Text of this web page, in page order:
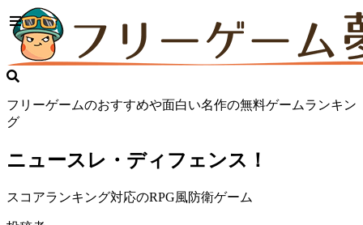
フリーゲームのおすすめや面白い名作の無料ゲームランキン
グ
ニュースレ・ディフェンス！
スコアランキング対応のRPG風防衛ゲーム